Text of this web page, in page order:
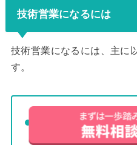
技術営業になるには
技術営業になるには、主に
す。
営業から技術営業に